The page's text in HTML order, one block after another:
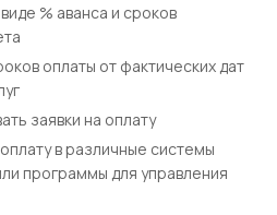
% аванса и сроков
оплаты от фактических дат
заявки на оплату
в различные системы
программы для управления